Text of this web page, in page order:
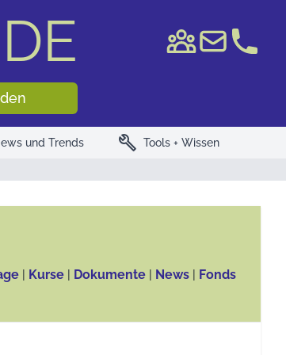
DE
ISIN
und Trends build Tools + Wissen
| Kurse | Dokumente | News | Fonds